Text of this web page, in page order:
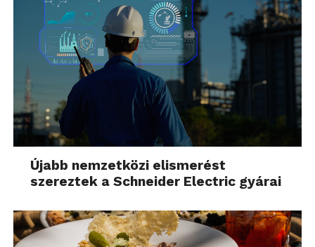
Újabb nemzetközi elismerést
szereztek a Schneider Electric gyárai